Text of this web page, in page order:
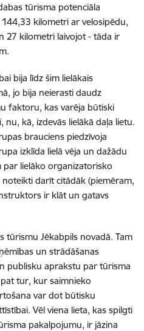
tūrisma potenciāla
kilometri ar velosipēdu,
27 kilometri laivojot - tāda ir
bija līdz šim lielākais
jo bija neierasti daudz
faktoru, kas varēja būtiski
kā, izdevās lielākā daļa lietu.
brauciens piedzīvoja
izklīda lielā vēja un dažādu
par lielāko organizatorisko
darīt citādāk (piemēram,
ir klāt un gatavs
tūrismu Jēkabpils novadā. Tam
un strādāšanas
publisku aprakstu par tūrisma
tur, kur saimnieko
var dot būtisku
Vēl viena lieta, kas spilgti
pakalpojumu, ir jāzina